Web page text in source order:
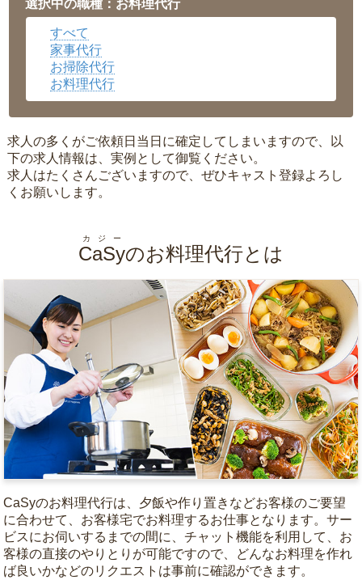
広島県▼
沖縄県
選択中の職種：お料理代行
すべて
家事代行
お掃除代行
お料理代行
求人の多くがご依頼日当日に確定してしまいますので、以
下の求人情報は、実例として御覧ください。
求人はたくさんございますので、ぜひキャスト登録よろし
くお願いします。
CaSy
カジー
のお料理代行とは
CaSyのお料理代行は、夕飯や作り置きなどお客様のご要望
に合わせて、お客様宅でお料理するお仕事となります。サー
ビスにお伺いするまでの間に、チャット機能を利用して、お
客様の直接のやりとりが可能ですので、どんなお料理を作れ
ば良いかなどのリクエストは事前に確認ができます。